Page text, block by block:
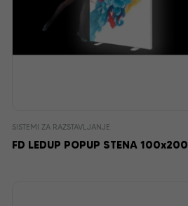
SISTEMI ZA RAZSTAVLJANJE
FD LEDUP POPUP STENA 100x200